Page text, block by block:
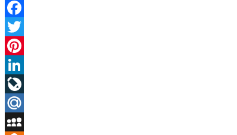
Facebook
Twitter
Pinterest
LinkedIn
LiveJournal
Mail.Ru